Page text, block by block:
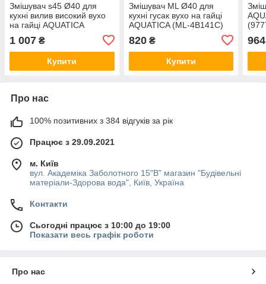
Змішувач s45 Ø40 для
кухні вилив високий вухо
на гайці AQUATICA
1 007 ₴
Купити
Змішувач ML Ø40 для
кухні гусак вухо на гайці
AQUATICA (ML-4B141C)
820₴
Купити
964
Про нас
100% позитивних з 384 відгуків за рік
Працює з 29.09.2021
м. Київ
вул. Академіка Заболотного 15"В" магазин "Будівельні
матеріали-Здорова вода", Київ, Україна
Контакти
Сьогодні працює з 10:00 до 19:00
Показати весь графік роботи
Про нас